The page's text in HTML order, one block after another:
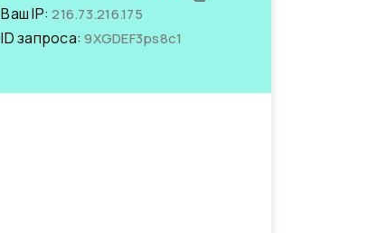
Ваш IP:216.73.216.175
ID запроса:9XGDEF3ps8c1